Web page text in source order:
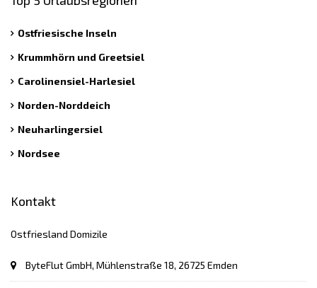
Ostfriesische Inseln
Krummhörn und Greetsiel
Carolinensiel-Harlesiel
Norden-Norddeich
Neuharlingersiel
Nordsee
Kontakt
Ostfriesland Domizile
ByteFlut GmbH, Mühlenstraße 18, 26725 Emden